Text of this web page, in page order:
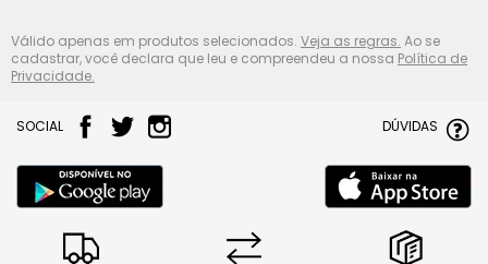
Válido apenas em produtos selecionados. Veja as regras. Ao se
cadastrar, você declara que leu e compreendeu a nossa Política de
Privacidade.
SOCIAL DÚVIDAS